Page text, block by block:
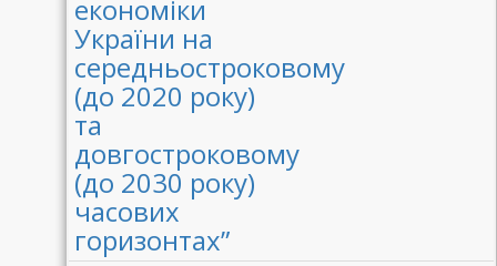
економіки
України на
середньостроковому
(до 2020 року)
та
довгостроковому
(до 2030 року)
часових
горизонтах”